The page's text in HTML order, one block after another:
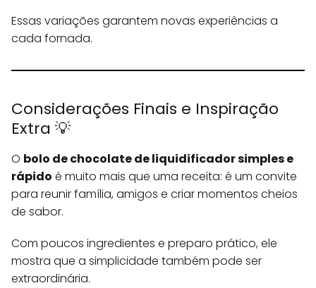
Essas variações garantem novas experiências a
cada fornada.
Considerações Finais e Inspiração
Extra 💡
O bolo de chocolate de liquidificador simples e
rápido é muito mais que uma receita: é um convite
para reunir família, amigos e criar momentos cheios
de sabor.
Com poucos ingredientes e preparo prático, ele
mostra que a simplicidade também pode ser
extraordinária.